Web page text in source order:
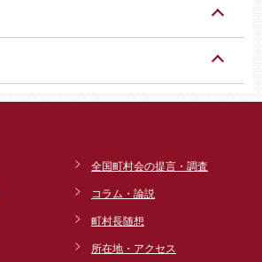
全国町村会の提言・調査
コラム・論説
町村長随想
所在地・アクセス